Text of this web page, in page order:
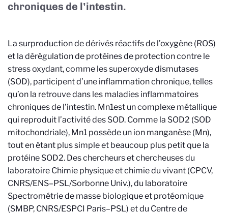
chroniques de l’intestin.
La surproduction de dérivés réactifs de l’oxygène (ROS)
et la dérégulation de protéines de protection contre le
stress oxydant, comme les superoxyde dismutases
(SOD), participent d’une inflammation chronique, telles
qu’on la retrouve dans les maladies inflammatoires
chroniques de l’intestin. Mn1est un complexe métallique
qui reproduit l’activité des SOD. Comme la SOD2 (SOD
mitochondriale), Mn1 possède un ion manganèse (Mn),
tout en étant plus simple et beaucoup plus petit que la
protéine SOD2. Des chercheurs et chercheuses du
laboratoire Chimie physique et chimie du vivant (CPCV,
CNRS/ENS–PSL/Sorbonne Univ.), du laboratoire
Spectrométrie de masse biologique et protéomique
(SMBP, CNRS/ESPCI Paris–PSL) et du Centre de